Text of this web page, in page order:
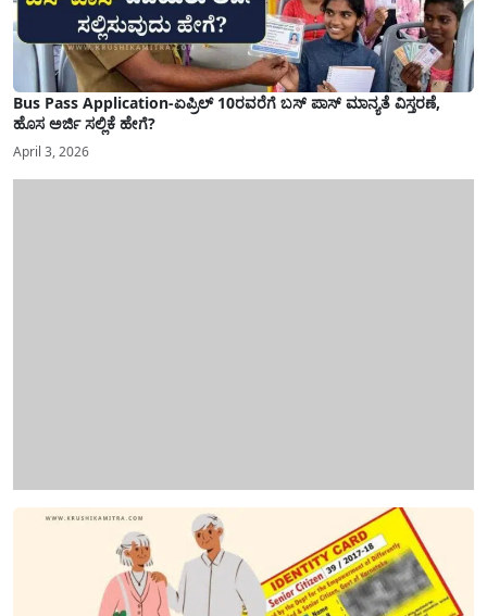
Bus Pass Application-ಏಪ್ರಿಲ್ 10ರವರೆಗೆ ಬಸ್ ಪಾಸ್ ಮಾನ್ಯತೆ ವಿಸ್ತರಣೆ,
ಹೊಸ ಅರ್ಜಿ ಸಲ್ಲಿಕೆ ಹೇಗೆ?
April 3, 2026